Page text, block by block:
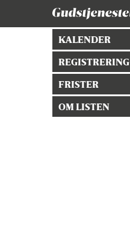
KALENDER
REGISTRERING
FRISTER
OM LISTEN